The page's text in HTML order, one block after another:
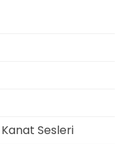
Sesleri